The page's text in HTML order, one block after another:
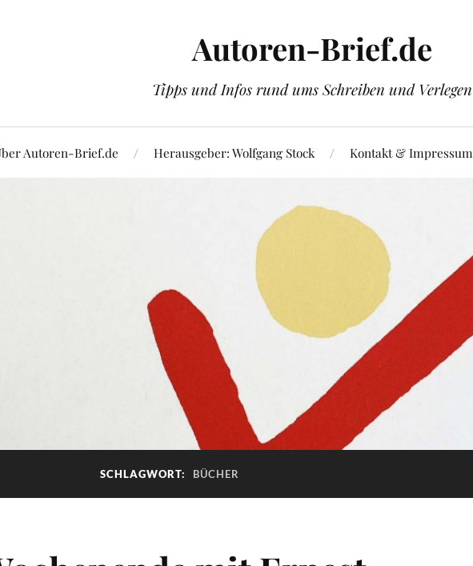
Autoren-Brief.de
Tipps und Infos rund ums Schreiben und Verlegen
Autoren-Brief.de Herausgeber: Wolfgang Stock Kontakt & Impressum
SCHLAGWORT: BÜCHER